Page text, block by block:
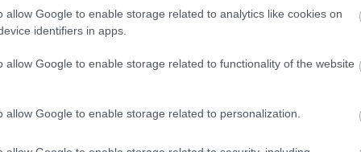
allow Google to enable storage related to analytics like cookies on
identifiers in apps.
allow Google to enable storage related to functionality of the website
allow Google to enable storage related to personalization.